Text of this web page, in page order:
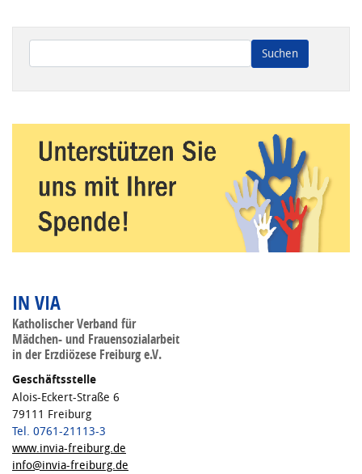
IN VIA
Katholischer Verband für
Mädchen- und Frauensozialarbeit
in der Erzdiözese Freiburg e.V.
Geschäftsstelle
Alois-Eckert-Straße 6
79111 Freiburg
Tel. 0761-21113-3
www.invia-freiburg.de
info@invia-freiburg.de